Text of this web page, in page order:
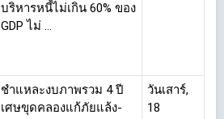
บริหารหนี้ไม่เกิน 60% ของ
GDP ไม่ ...
ชำแหละงบภาพรวม 4 ปี
เศษขุดคลองแก้ภัยแล้ง-
วันเสาร์,
18